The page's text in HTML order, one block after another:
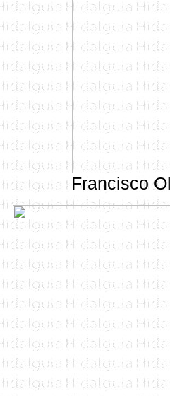
Francisco